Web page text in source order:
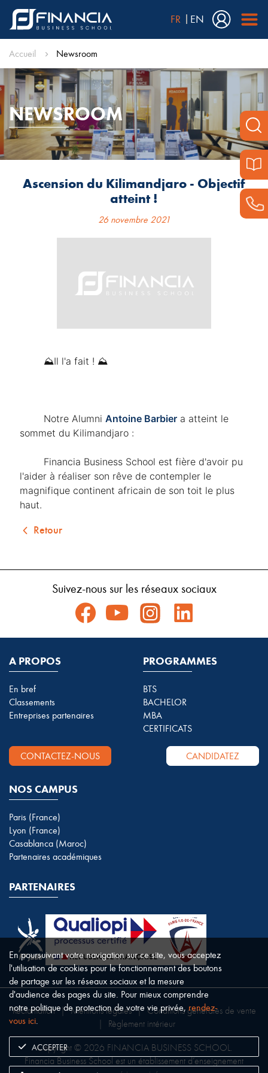
FR EN
Accueil Newsroom
NEWSROOM
Ascension du Kilimandjaro - Objectif
atteint !
26 novembre 2021
	⛰️Il l'a fait ! ⛰️
	Notre Alumni
Antoine Barbier a atteint le
sommet du Kilimandjaro :
l'aider à réaliser son rêve de contempler le
magnifique continent africain de son toit le plus
haut.
Retour
Suivez-nous sur les réseaux sociaux
A PROPOS
En bref
Classements
Entreprises partenaires
PROGRAMMES
BTS
BACHELOR
MBA
CERTIFICATS
CONTACTEZ-NOUS CANDIDATEZ
NOS CAMPUS
Paris (France)
Lyon (France)
Casablanca (Maroc)
Partenaires académiques
PARTENAIRES
Copyright © 2026 FINANCIA BUSINESS SCHOOL.
Financia Business School est un établissement d’enseignement
Réclamation | Mentions légales | Conditions générales de vente
Règlement intérieur
En poursuivant votre navigation sur ce site, vous acceptez
l'utilisation de cookies pour le fonctionnement des boutons
de partage sur les réseaux sociaux et la mesure
d'audience des pages du site. Pour mieux comprendre
notre politique de protection de votre vie privée,rendez-
vous ici.
ACCEPTER